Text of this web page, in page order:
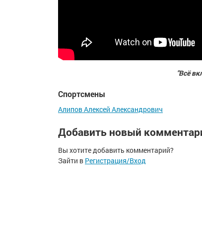
"Всё
Спортсмены
Алипов Алексей Александрович
Добавить новый
Вы хотите добавить комментарий?
Зайти в Регистрация/Вход